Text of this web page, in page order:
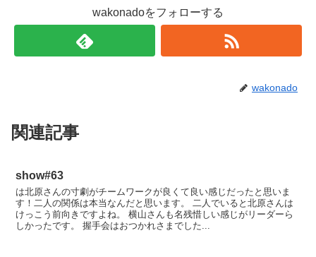
wakonadoをフォローする
wakonado
関連記事
show#63
は北原さんの寸劇がチームワークが良くて良い感じだったと思いま
す！二人の関係は本当なんだと思います。 二人でいると北原さんは
けっこう前向きですよね。 横山さんも名残惜しい感じがリーダーら
しかったです。 握手会はおつかれさまでした...